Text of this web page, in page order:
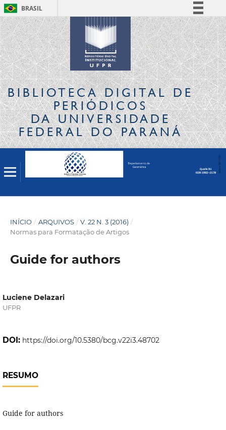
BRASIL
Simplifique!
Comunica BR
Participe
Acesso à informação
Legislação
Canais
BIBLIOTECA DIGITALDE
PERIÓDICOS
DA UNIVERSIDADE
FEDERAL DO PARANÁ
INÍCIO / ARQUIVOS / V. 22 N. 3 (2016) /
Normas para Formatação de Artigos
Guide for authors
Luciene Delazari
UFPR
DOI: https://doi.org/10.5380/bcg.v22i3.48702
RESUMO
Guide for authors